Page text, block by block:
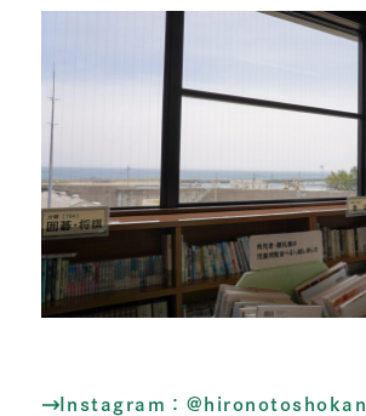
Instagram：@hironotoshokan